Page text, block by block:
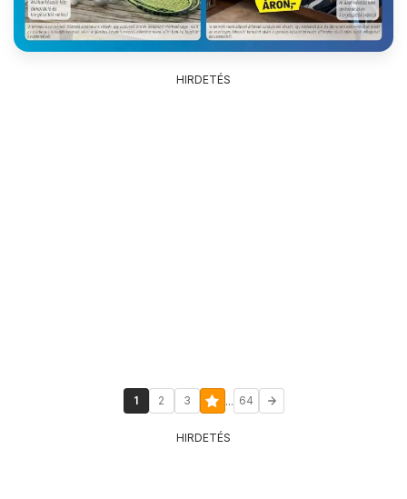
HIRDETÉS
1 2 3 ... 64
HIRDETÉS